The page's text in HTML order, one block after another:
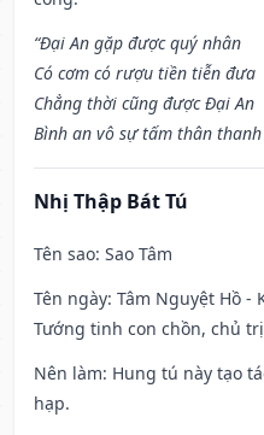
“Đại An gặp được quý nhân
Có cơm có rượu tiền tiễn đưa
Chẳng thời cũng được Đại An
Bình an vô sự tấm thân thanh
Nhị Thập Bát Tú
Tên sao: Sao Tâm
Tên ngày: Tâm Nguyệt Hồ -
Tướng tinh con chồn, chủ
Nên làm: Hung tú này tạo
hạp.